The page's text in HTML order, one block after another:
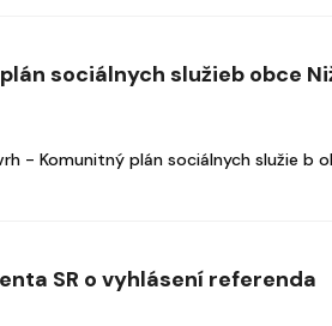
sociálnych služieb obce
- Komunitný plán sociálnych služie b
SR o vyhlásení referenda